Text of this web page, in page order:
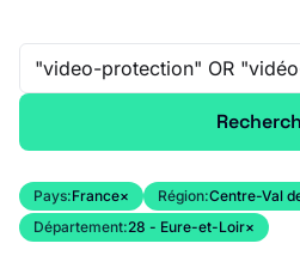
Recherche libre
Pays:France× Région:Centre-Val
Département:28 - Eure-et-Loir×